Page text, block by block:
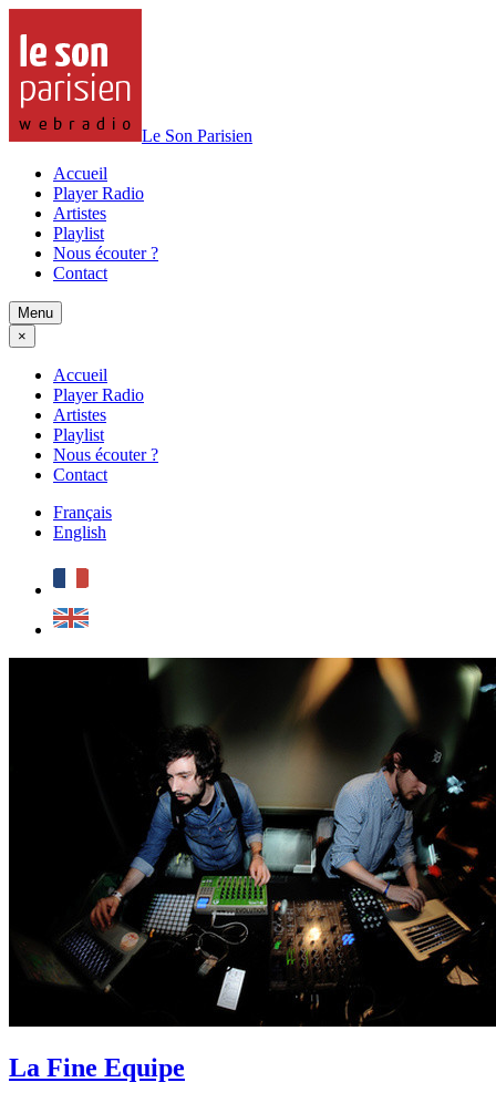
Le Son Parisien
Accueil
Player Radio
Artistes
Playlist
Nous écouter ?
Contact
Menu
×
Accueil
Player Radio
Artistes
Playlist
Nous écouter ?
Contact
Français
English
La Fine Equipe